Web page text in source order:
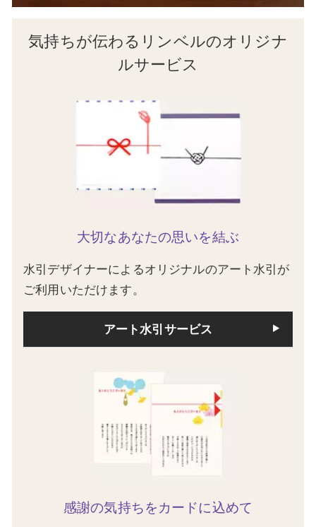
気持ちが伝わるリンベルのオリジナ
ルサービス
大切なあなたの思いを結ぶ
水引デザイナーによるオリジナルのアート水引が
ご利用いただけます。
アート水引サービス
感謝の気持ちをカードに込めて